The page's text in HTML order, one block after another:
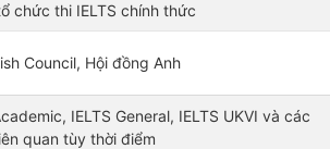
chức thi IELTS chính thức
Council, Hội đồng Anh
IELTS General, IELTS UKVI và các
quan tùy thời điểm